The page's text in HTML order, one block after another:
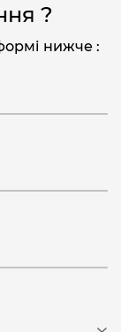
?
нижче :